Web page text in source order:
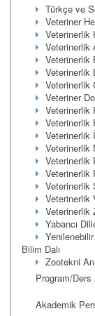
Türkçe ve
Veteriner
Veterinerlik
Veterinerlik
Veterinerlik
Veterinerlik
Veterinerlik
Veteriner
Veterinerlik
Veterinerlik
Veterinerlik
Veterinerlik
Veterinerlik
Veterinerlik
Veterinerlik
Veterinerlik
Veterinerlik
Yabancı
Bilim Dalı
Zootekni
Program/
Akademik